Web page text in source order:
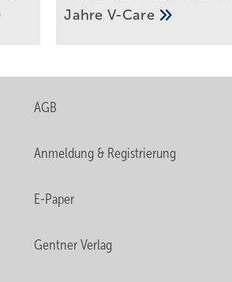
Jahre V-Care
AGB
Anmeldung & Registrierung
E-Paper
Gentner Verlag